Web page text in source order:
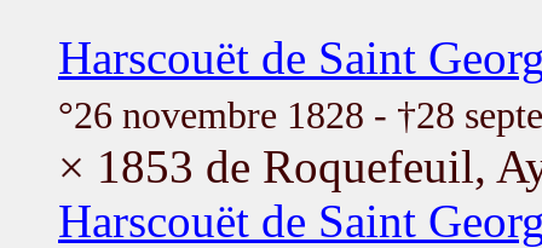
Harscouët de Saint
°26 novembre 1828 - †28
× 1853 de Roquefeuil,
Harscouët de Saint